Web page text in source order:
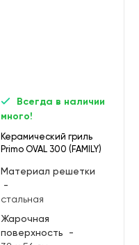
Всегда в наличии
много!
Керамический гриль
Primo OVAL 300 (FAMILY)
Материал решетки
-
стальная
Жарочная
поверхность
-